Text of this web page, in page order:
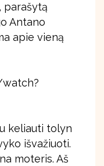
parašytą
Antano
apie vieną
keliauti tolyn
išvažiuoti.
moteris. Aš